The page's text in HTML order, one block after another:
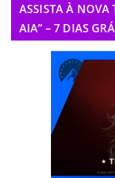
ASSISTA À NOVA
AIA” – 7 DIAS